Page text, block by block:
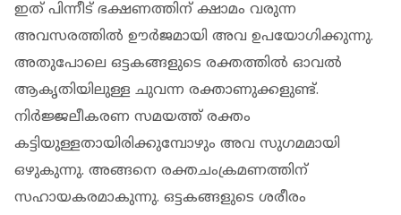
ഇത് പിന്നീട് ഭക്ഷണത്തിന് ക്ഷാമം വരുന്ന
അവസരത്തില്‍ ഊര്‍ജമായി അവ ഉപയോഗിക്കുന്നു.
അതുപോലെ ഒട്ടകങ്ങളുടെ രക്തത്തില്‍ ഓവല്‍
ആകൃതിയിലുള്ള ചുവന്ന രക്താണുക്കളുണ്ട്.
നിര്‍ജ്ജലീകരണ സമയത്ത് രക്തം
കട്ടിയുള്ളതായിരിക്കുമ്പോഴും അവ സുഗമമായി
ഒഴുകുന്നു. അങ്ങനെ രക്തചംക്രമണത്തിന്
സഹായകരമാകുന്നു. ഒട്ടകങ്ങളുടെ ശരീരം